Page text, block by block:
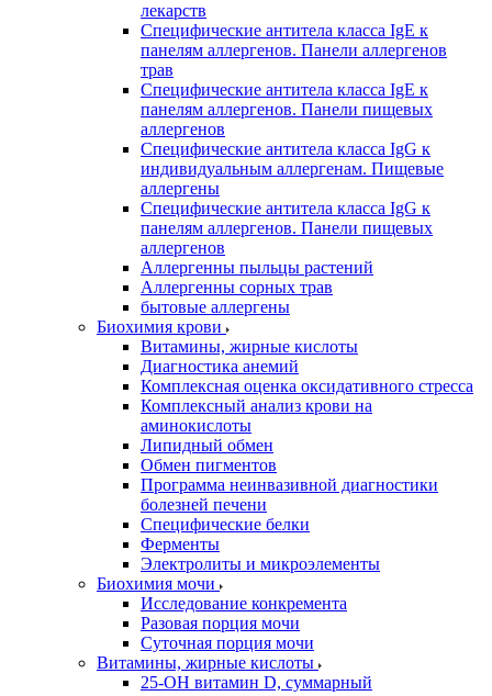
лекарств
Специфические антитела класса IgE к
панелям аллергенов. Панели аллергенов
трав
Специфические антитела класса IgE к
панелям аллергенов. Панели пищевых
аллергенов
Специфические антитела класса IgG к
индивидуальным аллергенам. Пищевые
аллергены
Специфические антитела класса IgG к
панелям аллергенов. Панели пищевых
аллергенов
Аллергенны пыльцы растений
Аллергенны сорных трав
бытовые аллергены
Биохимия крови
Витамины, жирные кислоты
Диагностика анемий
Комплексная оценка оксидативного стресса
Комплексный анализ крови на
аминокислоты
Липидный обмен
Обмен пигментов
Программа неинвазивной диагностики
болезней печени
Специфические белки
Ферменты
Электролиты и микроэлементы
Биохимия мочи
Исследование конкремента
Разовая порция мочи
Суточная порция мочи
Витамины, жирные кислоты
25-OH витамин D, суммарный